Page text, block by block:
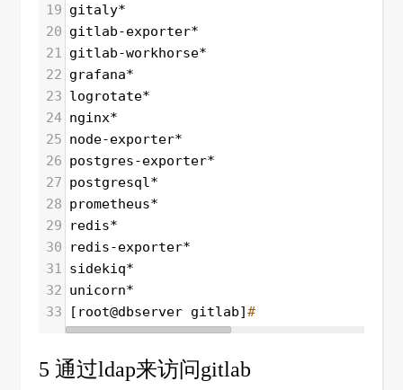
19 gitaly*
20 gitlab-exporter*
21 gitlab-workhorse*
22 grafana*
23 logrotate*
24 nginx*
25 node-exporter*
26 postgres-exporter*
27 postgresql*
28 prometheus*
29
redis*
30
redis-exporter*
31 sidekiq*
32 unicorn*
33
[root@dbserver gitlab] #
5 通过ldap来访问gitlab